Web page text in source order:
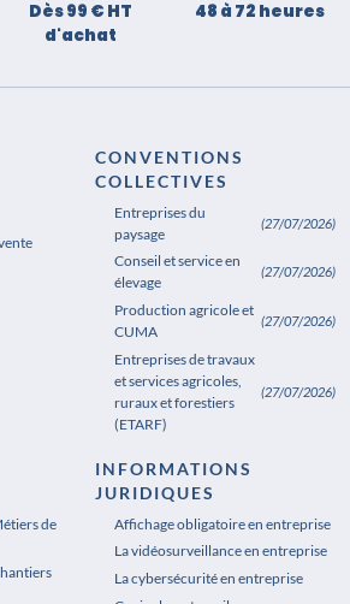
Dès 99 € HT
d'achat
48 à 72 heures
CONVENTIONS
COLLECTIVES
Entreprises du
paysage
(27/07/2026)
Conseil et service en
élevage
(27/07/2026)
Production agricole et
CUMA
(27/07/2026)
Entreprises de travaux
et services agricoles,
ruraux et forestiers
(ETARF)
(27/07/2026)
de
Affichages obligatoires Pharmacie
INFORMATIONS
JURIDIQUES
Affichage obligatoire en entreprise
La vidéosurveillance en entreprise
La cybersécurité en entreprise